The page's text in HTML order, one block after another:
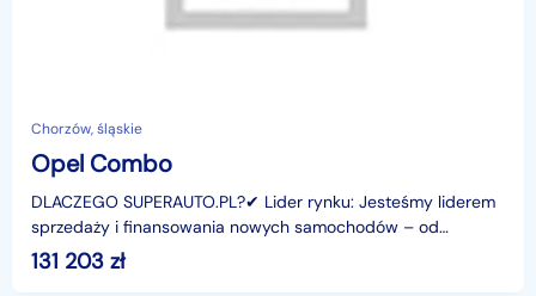
Chorzów, śląskie
Opel Combo
DLACZEGO SUPERAUTO.PL?✔ Lider rynku: Jesteśmy liderem
sprzedaży i finansowania nowych samochodów – od
osobowych, przez dostawcze, po segment premium.✔
131 203 zł